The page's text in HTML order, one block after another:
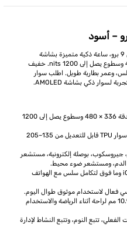
ارتقِ بتجربتك الرياضية مع سوار شاومي الذكي 9 برو، ساعة ذكية متميزة بشاشة
AMOLED قياس 1.74 إنش ودقة 336 × 480 وسطوع يصل إلى 1200 nits. خفيف
وعمر بطارية طويل. اطلب سوار
شاشة AMOLED قياس 1.74 إنش بدقة 336 × 480 وسطوع يصل إلى 1200
تصميم خفيف الوزن 15.8 جرام مع سوار TPU قابل للتعديل من 135–205
بوصلة إلكترونية، مستشعر
ومستشعر ضوء محيط.
متوافق مع Android 8.0 و iOS 12.0 وما فوق لتكامل سلس مع الهواتف
أبعاد مدمجة: 46.53 × 21.63 × 10.95 مم لراحة أثناء الرياضة والاستخدام
تتبع النوم، وتتبع النشاط لإدارة